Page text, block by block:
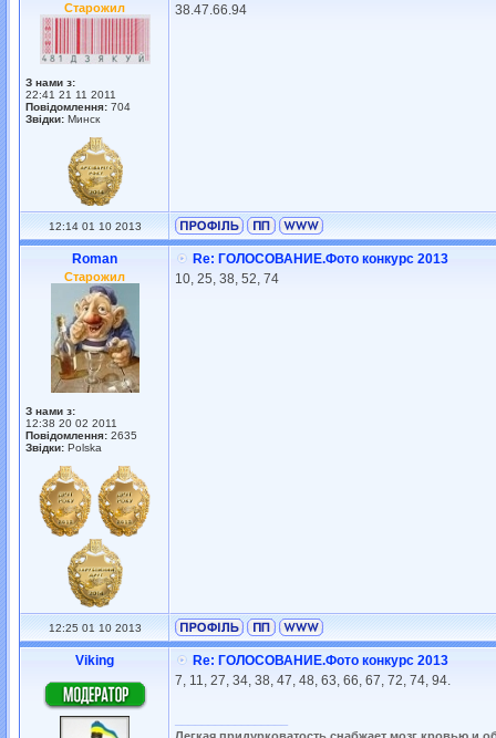
Старожил
З нами з:
22:41 21 11 2011
Повідомлення: 704
Звідки: Минск
38.47.66.94
12:14 01 10 2013
Roman
Старожил
З нами з:
12:38 20 02 2011
Повідомлення: 2635
Звідки: Polska
Re: ГОЛОСОВАНИЕ.Фото конкурс 2013
10, 25, 38, 52, 74
12:25 01 10 2013
Viking
Re: ГОЛОСОВАНИЕ.Фото конкурс 2013
7, 11, 27, 34, 38, 47, 48, 63, 66, 67, 72, 74, 94.